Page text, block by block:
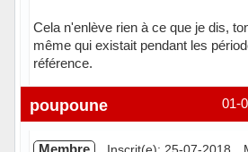
Cela n'enlève rien à ce que je dis,
même qui existait pendant les
référence.
Hors ligne 01-
poupoune
Membre Inscrit(e): 25-07-2018